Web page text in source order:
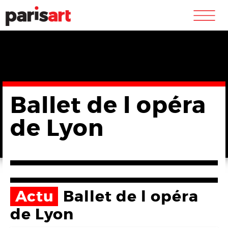
m
Ballet de l opéra
de Lyon
Actu
Ballet de l opéra
de Lyon